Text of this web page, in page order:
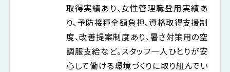
取得実績あり、女性管理職登用実績あ
り、予防接種全額負担、資格取得支援制
度、改善提案制度あり、暑さ対策用の空
調服支給など。スタッフ一人ひとりが安
心して働ける環境づくりに取り組んでい